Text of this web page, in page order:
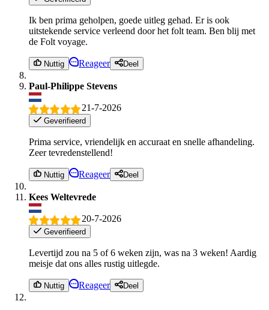
Ik ben prima geholpen, goede uitleg gehad. Er is ook
uitstekende service verleend door het folt team. Ben blij met
de Folt voyage.
Nuttig Reageer Deel
Paul-Philippe Stevens
21-7-2026
Geverifieerd
Prima service, vriendelijk en accuraat en snelle afhandeling.
Zeer tevredenstellend!
Nuttig Reageer Deel
Kees Weltevrede
20-7-2026
Geverifieerd
Levertijd zou na 5 of 6 weken zijn, was na 3 weken! Aardig
meisje dat ons alles rustig uitlegde.
Nuttig Reageer Deel